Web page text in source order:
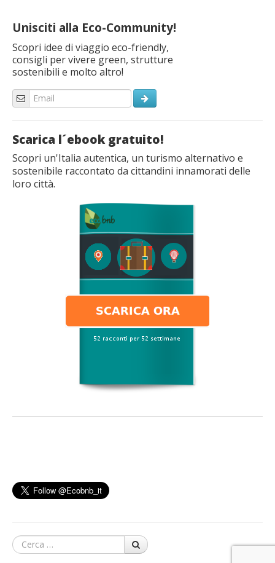
Unisciti alla Eco-Community!
Scopri idee di viaggio eco-friendly,
consigli per vivere green, strutture
sostenibili e molto altro!
Scarica l´ebook gratuito!
Scopri un'Italia autentica, un turismo alternativo e
sostenibile raccontato da cittandini innamorati delle
loro città.
Cerca